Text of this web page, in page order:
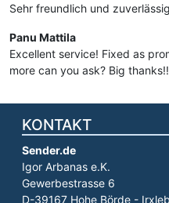
Sehr freundlich und
Panu Mattila
Excellent service! Fixed as
more can you ask? Big
KONTAKT
Sender.de
Igor Arbanas e.K.
Gewerbestrasse 6
D-39167 Hohe Börde -